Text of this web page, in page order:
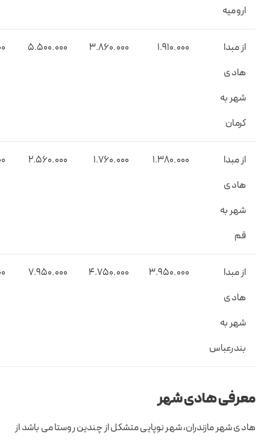
ارومیه
از مبدا
هادی
شهر به
کرمان
1.9۱0.000 3.8۶0.000 5.500.000
از مبدا
هادی
شهر به
قم
1.۳۸0.000 1.۷۶0.000 2.5۶0.000
از مبدا
هادی
شهر به
بندرعباس
۳.9۵0.000 4.7۵0.000 7.9۵0.000
معرفی هادی شهر
هادی شهر مازندران، شهر نوپایی متشکل از چندین روستا می باشد از